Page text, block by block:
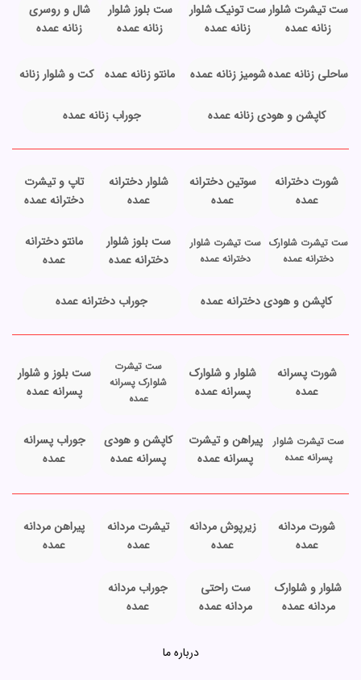
ست تیشرت شلوار
زنانه عمده
ست تونیک شلوار
زنانه عمده
ست بلوز شلوار
زنانه عمده
شال و روسری
زنانه عمده
ساحلی زنانه عمدهشومیز زنانه عمده مانتو زنانه عمده کت و شلوار زنانه
کاپشن و هودی زنانه عمده جوراب زنانه عمده
شورت دخترانه
عمده
سوتین دخترانه
عمده
شلوار دخترانه
عمده
تاپ و تیشرت
دخترانه عمده
ست تیشرت شلوارک
دخترانه عمده
ست تیشرت شلوار
دخترانه عمده
ست بلوز شلوار
دخترانه عمده
مانتو دخترانه
عمده
کاپشن و هودی دخترانه عمده جوراب دخترانه عمده
شورت پسرانه
عمده
شلوار و شلوارک
پسرانه عمده
ست تیشرت
شلوارک پسرانه
عمده
ست بلوز و شلوار
پسرانه عمده
ست تیشرت شلوار
پسرانه عمده
پیراهن و تیشرت
پسرانه عمده
کاپشن و هودی
پسرانه عمده
جوراب پسرانه
عمده
شورت مردانه
عمده
زیرپوش مردانه
عمده
تیشرت مردانه
عمده
پیراهن مردانه
عمده
شلوار و شلوارک
مردانه عمده
ست راحتی
مردانه عمده
جوراب مردانه
عمده
درباره ما